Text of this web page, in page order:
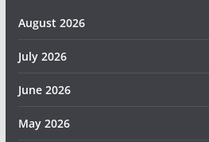
August 2026
July 2026
June 2026
May 2026